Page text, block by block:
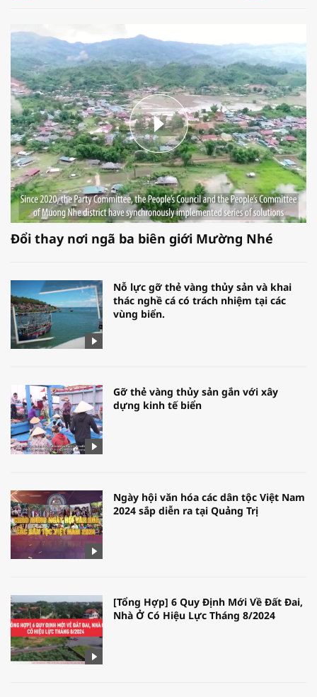
Đổi thay nơi ngã ba biên giới Mường Nhé
Nỗ lực gỡ thẻ vàng thủy sản và khai
thác nghề cá có trách nhiệm tại các
vùng biển.
Gỡ thẻ vàng thủy sản gắn với xây
dựng kinh tế biển
Ngày hội văn hóa các dân tộc Việt Nam
2024 sắp diễn ra tại Quảng Trị
[Tổng Hợp] 6 Quy Định Mới Về Đất Đai,
Nhà Ở Có Hiệu Lực Tháng 8/2024